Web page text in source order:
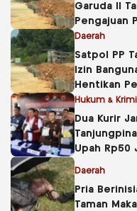
Garuda II
Pengajuan
Daerah
Satpol PP
Izin
Hentikan
PBG
Hukum &
Dua Kurir
Upah Rp50
Daerah
Pria
Taman